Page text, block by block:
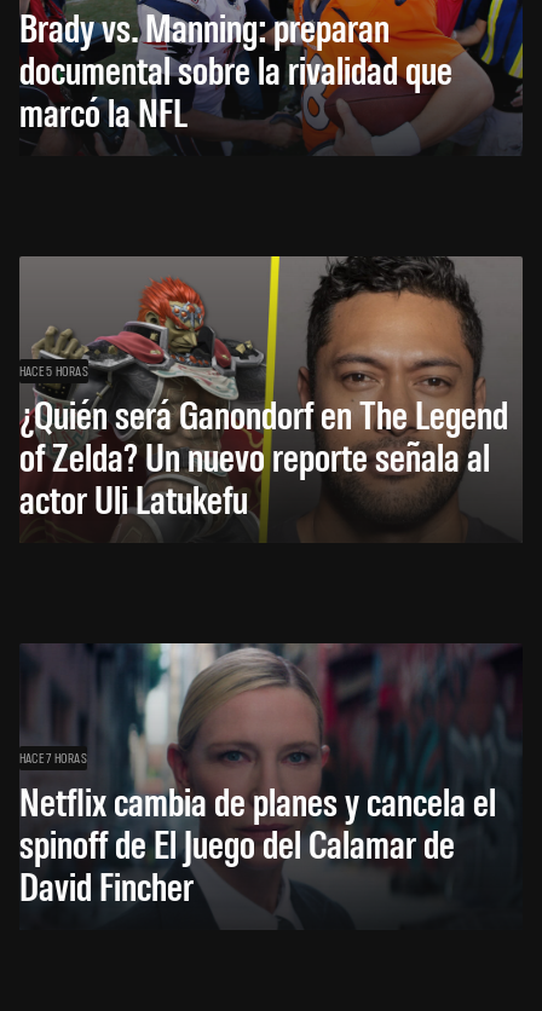
Brady vs. Manning: preparan
documental sobre la rivalidad que
marcó la NFL
HACE 5 HORAS
¿Quién será Ganondorf en The Legend
of Zelda? Un nuevo reporte señala al
actor Uli Latukefu
HACE 7 HORAS
Netflix cambia de planes y cancela el
spinoff de El Juego del Calamar de
David Fincher